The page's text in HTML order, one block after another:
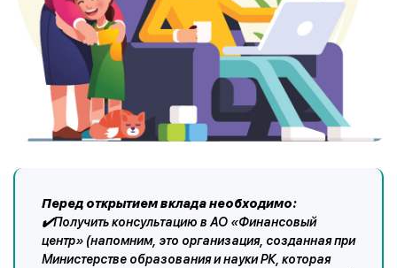
Перед открытием вклада необходимо:
✔️Получить консультацию в АО «Финансовый
центр» (напомним, это организация, созданная при
Министерстве образования и науки РК, которая